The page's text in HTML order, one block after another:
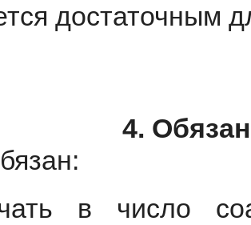
достаточным
4.
в число